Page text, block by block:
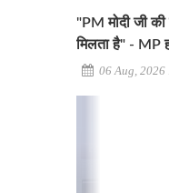
"PM मोदी जी
मिलता है" - MP
06 Aug, 2026